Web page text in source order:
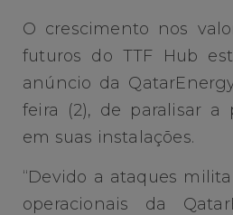
O crescimento nos
futuros do TTF Hub
anúncio da
feira (2), de paralisar a
em suas instalações.
“Devido a ataques
operacionais da